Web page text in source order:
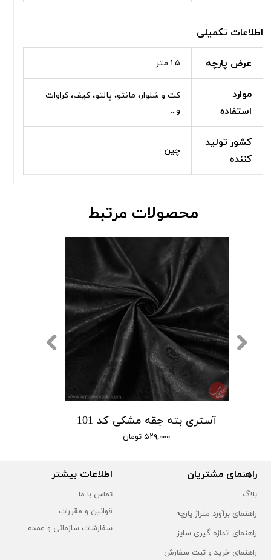
اطلاعات تکمیلی
عرض پارچه
۱.۵ متر
موارد
استفاده
کت و شلوار، مانتو، پالتو، کیف، کراوات
و...
کشور تولید
کننده
چین
محصولات مرتبط
آستری بته جقه مشکی کد 101
۵۲۹,۰۰۰ تومان
راهنمای مشتریان
بلاگ
راهنمای برآورد متراژ پارچه
راهنمای اندازه گیری سایز
راهنمای خرید و ثبت سفارش
اطلاعات بیشتر
تماس با ما
قوانین و مقررات
سفارشات سازمانی و عمده